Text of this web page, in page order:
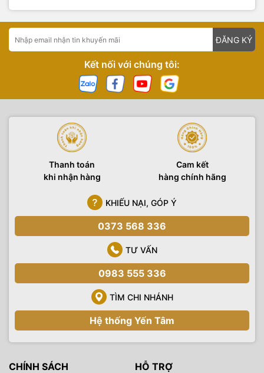
ĐĂNG KÝ
Kết nối với chúng tôi:
Thanh toán
khi nhận hàng
Cam kết
hàng chính hãng
KHIẾU NẠI, GÓP Ý
0373 568 336
TƯ VẤN
0983 555 336
TÌM CHI NHÁNH
Hệ thống Yến Tâm
CHÍNH SÁCH HỖ TRỢ